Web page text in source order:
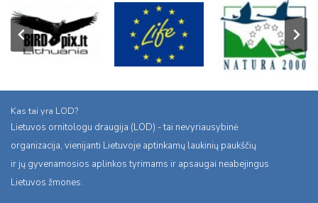
Kas tai yra LOD?
Lietuvos ornitologu draugija (LOD) - tai nevyriausybinė
organizacija, vienijanti Lietuvoje aptinkamų laukinių paukščių
ir jų gyvenamosios aplinkos tyrimams ir apsaugai neabejingus
Lietuvos žmones.